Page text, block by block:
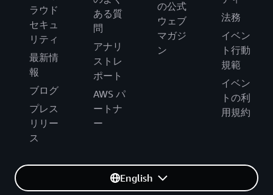
ラウド
セキュ
リティ
最新情
報
ブログ
プレス
リリー
ス
ある質
問
アナリ
ストレ
ポート
AWS パ
ートナ
ー
の公式
ウェブ
マガジ
ン
法務
イベン
ト行動
規範
イベン
トの利
用規約
English